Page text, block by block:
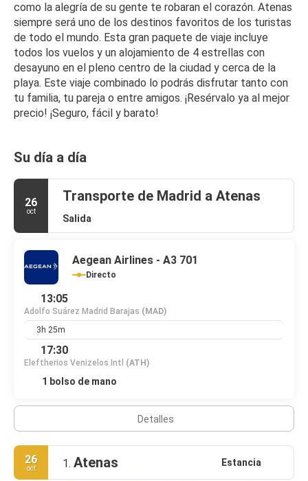
como la alegría de su gente te robaran el corazón. Atenas
siempre será uno de los destinos favoritos de los turistas
de todo el mundo. Esta gran paquete de viaje incluye
todos los vuelos y un alojamiento de 4 estrellas con
desayuno en el pleno centro de la ciudad y cerca de la
playa. Este viaje combinado lo podrás disfrutar tanto con
tu familia, tu pareja o entre amigos. ¡Resérvalo ya al mejor
precio! ¡Seguro, fácil y barato!
Su día a día
26
oct
Transporte de Madrid a Atenas
Salida
Aegean Airlines - A3 701
Directo
13:05
Adolfo Suárez Madrid Barajas (MAD)
3h 25m
17:30
Eleftherios Venizelos Intl (ATH)
1 bolso de mano
Detalles
26
oct 1. Atenas Estancia